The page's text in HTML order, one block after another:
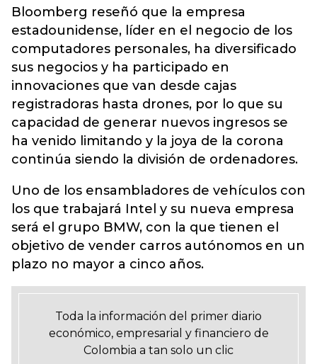
Bloomberg reseñó que la empresa
estadounidense, líder en el negocio de los
computadores personales, ha diversificado
sus negocios y ha participado en
innovaciones que van desde cajas
registradoras hasta drones, por lo que su
capacidad de generar nuevos ingresos se
ha venido limitando y la joya de la corona
continúa siendo la división de ordenadores.
Uno de los ensambladores de vehículos con
los que trabajará Intel y su nueva empresa
será el grupo BMW, con la que tienen el
objetivo de vender carros autónomos en un
plazo no mayor a cinco años.
Toda la información del primer diario
económico, empresarial y financiero de
Colombia a tan solo un clic